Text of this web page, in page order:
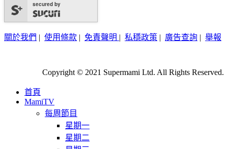
secured by
關於我們 | 使用條款 | 免責聲明 | 私穩政策 | 廣告查詢 | 舉報
Copyright © 2021 Supermami Ltd. All Rights Reserved.
首頁
MamiTV
每周節目
星期一
星期二